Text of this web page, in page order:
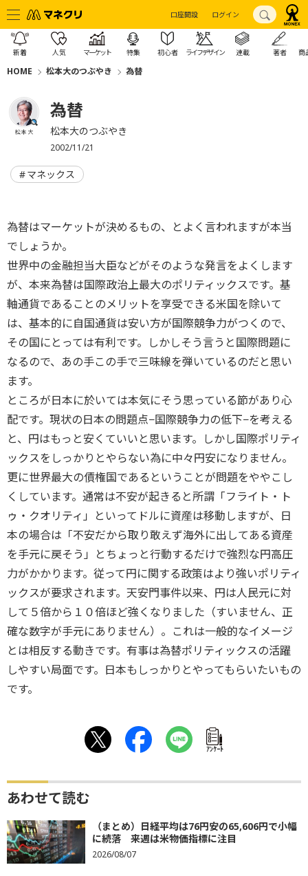
口座開設 ログイン
新着 人気 マーケット 特集 初心者 ライフデザイン 連載 著者 商
HOME 松本大のつぶやき 為替
松本 大
為替
松本大のつぶやき
2002/11/21
マネックス
為替はマーケットが決めるもの、とよく言われますが本当
でしょうか。
世界中の金融担当大臣などがそのような発言をよくします
が、本来為替は国際政治上最大のポリティックスです。基
軸通貨であることのメリットを享受できる米国を除いて
は、基本的に自国通貨は安い方が国際競争力がつくので、
その国にとっては有利です。しかしそう言うと国際問題に
なるので、あの手この手で三味線を弾いているのだと思い
ます。
ところが日本に於いては本気にそう思っている節があり心
配です。現状の日本の問題点−国際競争力の低下−を考える
と、円はもっと安くていいと思います。しかし国際ポリティ
ックスをしっかりとやらない為に中々円安になりません。
更に世界最大の債権国であるということが問題をややこし
くしています。通常は不安が起きると所謂「フライト・ト
ゥ・クオリティ」といってドルに資産は移動しますが、日
本の場合は「不安だから取り敢えず海外に出してある資産
を手元に戻そう」とちょっと行動するだけで強烈な円高圧
力がかかります。従って円に関する政策はより強いポリティ
ックスが要求されます。天安門事件以来、円は人民元に対
して５倍から１０倍ほど強くなりました（すいません、正
確な数字が手元にありません）。これは一般的なイメージ
とは相反する動きです。有事は為替ポリティックスの活躍
しやすい局面です。日本もしっかりとやってもらいたいもの
です。
ｱﾝｹｰﾄ
あわせて読む
（まとめ）日経平均は76円安の65,606円で小幅
に続落 来週は米物価指標に注目
2026/08/07